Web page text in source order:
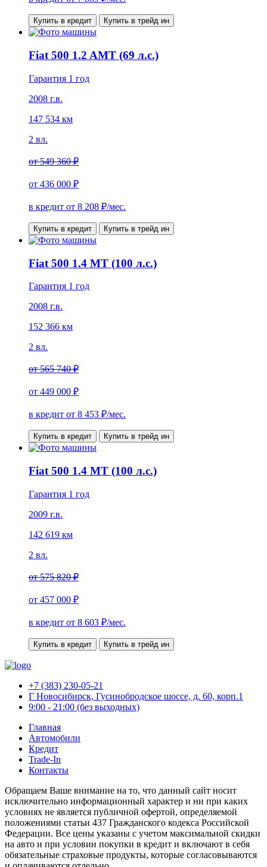
Купить в кредит Купить в трейд ин
Fiat 500 1.2 AMT (69 л.с.)
Гарантия 1 год
2008 г.в.
147 534 км
2 вл.
от549 360 ₽
от 436 000 ₽
в кредит от 8 208 ₽/мес.
Купить в кредит Купить в трейд ин
Fiat 500 1.4 MT (100 л.с.)
Гарантия 1 год
2008 г.в.
152 366 км
2 вл.
от565 740 ₽
от 449 000 ₽
в кредит от 8 453 ₽/мес.
Купить в кредит Купить в трейд ин
Fiat 500 1.4 MT (100 л.с.)
Гарантия 1 год
2009 г.в.
142 619 км
2 вл.
от575 820 ₽
от 457 000 ₽
в кредит от 8 603 ₽/мес.
Купить в кредит Купить в трейд ин
+7 (383) 230-05-21
Г Новосибирск, Гусинобродское шоссе, д. 60, корп.1
9:00 - 21:00 (без выходных)
Главная
Автомобили
Кредит
Trade-In
Контакты
Обращаем Ваше внимание на то, что данный сайт носит
исключительно информационный характер и ни при каких
условиях не является публичной офертой, определяемой
положениями статьи 437 Гражданского кодекса Российской
Федерации. Все цены указаны с учетом максимальной скидки
на авто и при условии покупки в кредит и включают в себя
обязательные страховые продукты, которые согласовываются